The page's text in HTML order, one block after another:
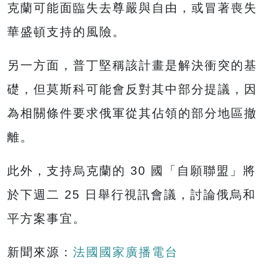
克蘭可能面臨失去尊嚴與自由，或冒著喪失
華盛頓支持的風險。
另一方面，普丁堅稱該計畫是解決衝突的基
礎，但莫斯科可能會反對其中部分提議，因
為相關條件要求俄軍從其佔領的部分地區撤
離。
此外，支持烏克蘭的 30 國「自願聯盟」將
於下週二 25 日舉行視訊會議，討論俄烏和
平方案事宜。
新聞來源： 法國國家廣播電台